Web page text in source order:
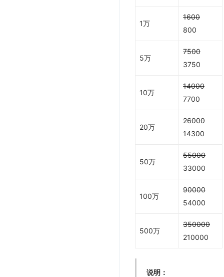
1万
1600
800
5万
7500
3750
10万
14000
7700
20万
26000
14300
50万
55000
33000
100万
90000
54000
500万
350000
210000
说明：